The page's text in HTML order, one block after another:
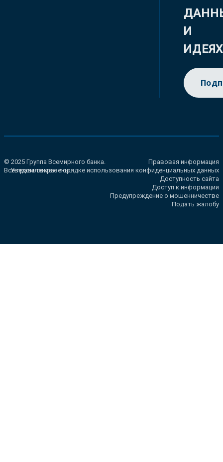
И
ИДЕЯХ
© 2025 Группа Всемирного банка.
Все права сохранены.
Правовая информация
Уведомление о порядке использования конфиденциальных данных
Доступность сайта
Доступ к информации
Предупреждение о мошенничестве
Подать жалобу